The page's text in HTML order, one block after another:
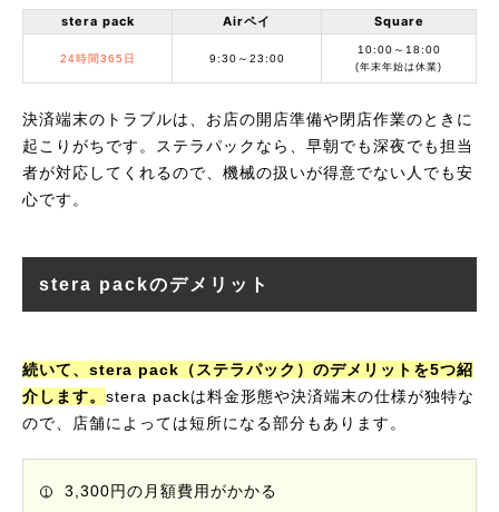
stera pack Airペイ Square
24時間365日 9:30～23:00
10:00～18:00
(年末年始は休業)
決済端末のトラブルは、お店の開店準備や閉店作業のときに
起こりがちです。ステラパックなら、早朝でも深夜でも担当
者が対応してくれるので、機械の扱いが得意でない人でも安
心です。
stera packのデメリット
続いて、stera pack（ステラパック）のデメリットを5つ紹
介します。 stera packは料金形態や決済端末の仕様が独特な
ので、店舗によっては短所になる部分もあります。
3,300円の月額費用がかかる